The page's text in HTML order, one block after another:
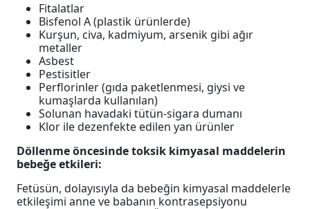
Fitalatlar
Bisfenol A (plastik ürünlerde)
Kurşun, civa, kadmiyum, arsenik gibi ağır
metaller
Asbest
Pestisitler
Perflorinler (gıda paketlenmesi, giysi ve
kumaşlarda kullanılan)
Solunan havadaki tütün-sigara dumanı
Klor ile dezenfekte edilen yan ürünler
Döllenme öncesinde toksik kimyasal maddelerin
bebeğe etkileri:
Fetüsün, dolayısıyla da bebeğin kimyasal maddelerle
etkileşimi anne ve babanın kontrasepsiyonu